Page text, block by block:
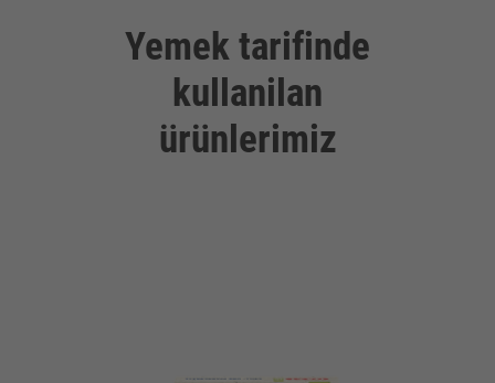
Yemek tarifinde
kullanilan
ürünlerimiz